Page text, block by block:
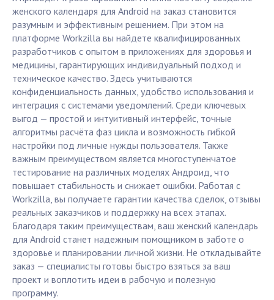
женского календаря для Android на заказ становится
разумным и эффективным решением. При этом на
платформе Workzilla вы найдете квалифицированных
разработчиков с опытом в приложениях для здоровья и
медицины, гарантирующих индивидуальный подход и
техническое качество. Здесь учитываются
конфиденциальность данных, удобство использования и
интеграция с системами уведомлений. Среди ключевых
выгод — простой и интуитивный интерфейс, точные
алгоритмы расчёта фаз цикла и возможность гибкой
настройки под личные нужды пользователя. Также
важным преимуществом является многоступенчатое
тестирование на различных моделях Андроид, что
повышает стабильность и снижает ошибки. Работая с
Workzilla, вы получаете гарантии качества сделок, отзывы
реальных заказчиков и поддержку на всех этапах.
Благодаря таким преимуществам, ваш женский календарь
для Android станет надежным помощником в заботе о
здоровье и планировании личной жизни. Не откладывайте
заказ — специалисты готовы быстро взяться за ваш
проект и воплотить идеи в рабочую и полезную
программу.